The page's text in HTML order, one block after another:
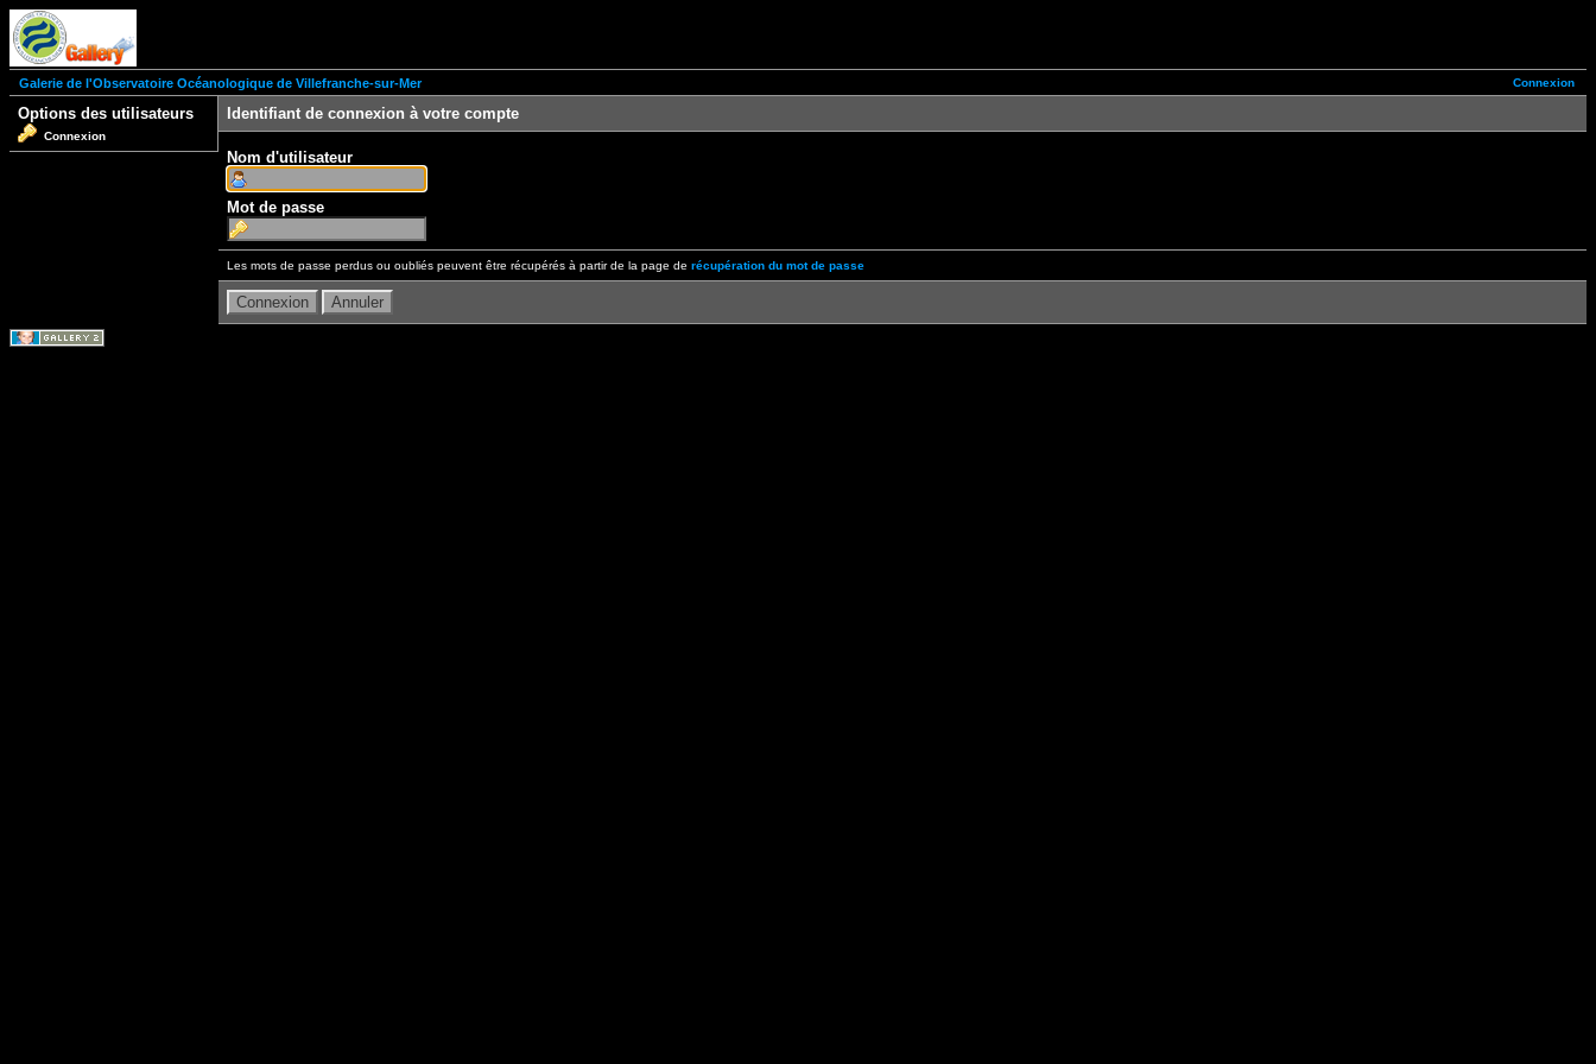
Connexion
Galerie de l'Observatoire Océanologique de Villefranche-sur-Mer
Options des utilisateurs
Connexion
Identifiant de connexion à votre compte
Nom d'utilisateur
Mot de passe
Les mots de passe perdus ou oubliés peuvent être récupérés à partir de la page de récupération du mot de passe